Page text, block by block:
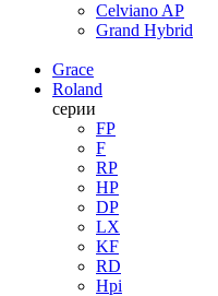
Celviano AP
Grand Hybrid
Grace
Roland
серии
FP
F
RP
HP
DP
LX
KF
RD
Hpi